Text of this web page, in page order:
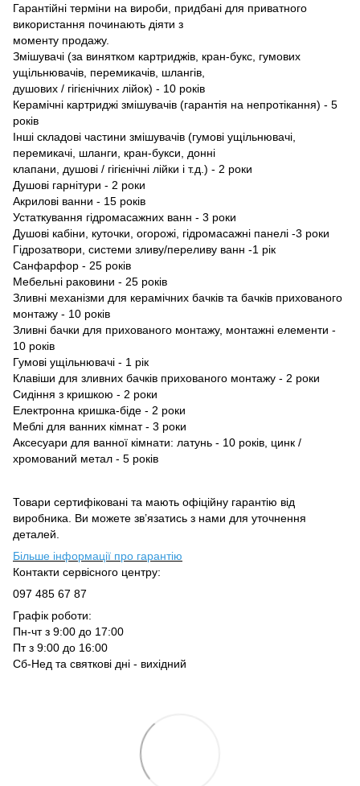
Гарантійні терміни на вироби, придбані для приватного
використання починають діяти з
моменту продажу.
Змішувачі (за винятком картриджів, кран-букс, гумових
ущільнювачів, перемикачів, шлангів,
душових / гігієнічних лійок) - 10 років
Керамічні картриджі змішувачів (гарантія на непротікання) - 5
років
Інші складові частини змішувачів (гумові ущільнювачі,
перемикачі, шланги, кран-букси, донні
клапани, душовi / гiгiєнiчнi лiйки і т.д.) - 2 роки
Душові гарнітури - 2 роки
Акрилові ванни - 15 років
Устаткування гідромасажних ванн - 3 роки
Душові кабіни, куточки, огорожі, гідромасажні панелі -3 роки
Гідрозатвори, системи зливу/переливу ванн -1 рік
Caнфарфор - 25 років
Мебельнi раковини - 25 років
Зливні механізми для керамічних бачків та бачків прихованого
монтажу - 10 років
Зливні бачки для прихованого монтажу, монтажні елементи -
10 років
Гумові ущільнювачi - 1 рік
Клавіши для зливних бачків прихованого монтажу - 2 роки
Сидіння з кришкою - 2 роки
Електронна кришка-бiде - 2 роки
Меблі для ванних кімнат - 3 роки
Аксесуари для ванної кімнати: латунь - 10 років, цинк /
хромований метал - 5 років
Товари сертифіковані та мають офіційну гарантію від
виробника. Ви можете зв’язатись з нами для уточнення
деталей.
Більше інформації про гарантію
Контакти сервісного центру:
097 485 67 87
Графік роботи:
Пн-чт з 9:00 до 17:00
Пт з 9:00 до 16:00
Сб-Нед та святкові дні - вихідний